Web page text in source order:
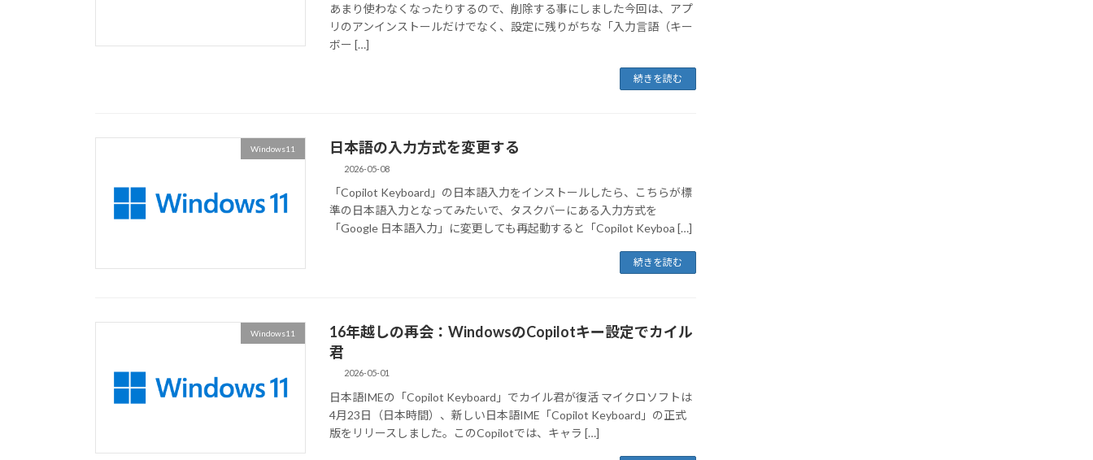
あまり使わなくなったりするので、削除する事にしました今回は、アプ
リのアンインストールだけでなく、設定に残りがちな「入力言語（キー
ボー […]
続きを読む
Windows11 日本語の入力方式を変更する
2026-05-08
「Copilot Keyboard」の日本語入力をインストールしたら、こちらが標
準の日本語入力となってみたいで、タスクバーにある入力方式を
「Google 日本語入力」に変更しても再起動すると「Copilot Keyboa […]
続きを読む
Windows11
16年越しの再会：WindowsのCopilotキー設定でカイル
君
2026-05-01
日本語IMEの「Copilot Keyboard」でカイル君が復活 マイクロソフトは
4月23日（日本時間）、新しい日本語IME「Copilot Keyboard」の正式
版をリリースしました。このCopilotでは、キャラ […]